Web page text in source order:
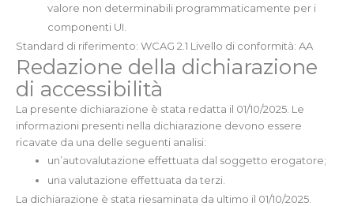
valore non determinabili programmaticamente per i
componenti UI.
Standard di riferimento: WCAG 2.1 Livello di conformità: AA
Redazione della dichiarazione
di accessibilità
La presente dichiarazione è stata redatta il 01/10/2025. Le
informazioni presenti nella dichiarazione devono essere
ricavate da una delle seguenti analisi:
un’autovalutazione effettuata dal soggetto erogatore;
una valutazione effettuata da terzi.
La dichiarazione è stata riesaminata da ultimo il 01/10/2025.